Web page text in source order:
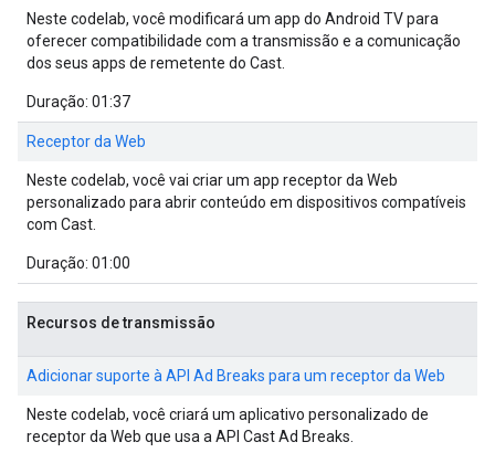
Neste codelab, você modificará um app do Android TV para
oferecer compatibilidade com a transmissão e a comunicação
dos seus apps de remetente do Cast.
Duração: 01:37
Receptor da Web
Neste codelab, você vai criar um app receptor da Web
personalizado para abrir conteúdo em dispositivos compatíveis
com Cast.
Duração: 01:00
Recursos de transmissão
Adicionar suporte à API Ad Breaks para um receptor da Web
Neste codelab, você criará um aplicativo personalizado de
receptor da Web que usa a API Cast Ad Breaks.